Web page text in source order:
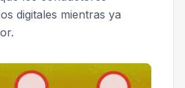
digitales mientras ya